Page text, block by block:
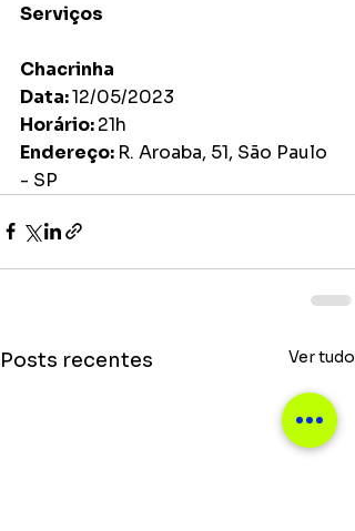
Serviços
Chacrinha
Data: 12/05/2023
Horário: 21h
Endereço: R. Aroaba, 51, São Paulo
- SP
Posts recentes Ver tudo